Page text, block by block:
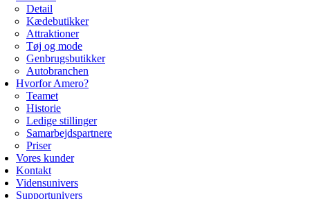
Detail
Kædebutikker
Attraktioner
Tøj og mode
Genbrugsbutikker
Autobranchen
Hvorfor Amero?
Teamet
Historie
Ledige stillinger
Samarbejdspartnere
Priser
Vores kunder
Kontakt
Vidensunivers
Supportunivers